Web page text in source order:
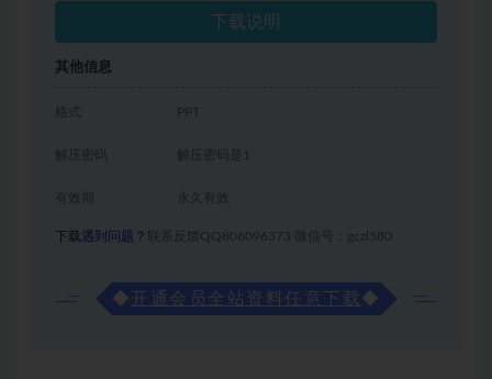
下载说明
其他信息
格式 PPT
解压密码是1
有效期 永久有效
下载遇到问题？ 联系反馈QQ806096373 微信号：gczl580
◆ 开通会员全站资料任意下载◆